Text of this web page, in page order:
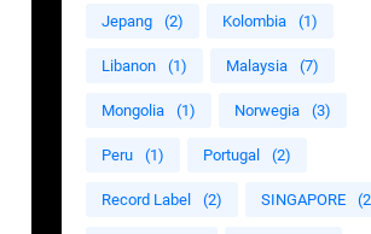
Jepang (2) Kolombia (1)
Libanon (1) Malaysia (7)
Mongolia (1) Norwegia (3)
Peru (1) Portugal (2)
Record Label (2) SINGAPORE